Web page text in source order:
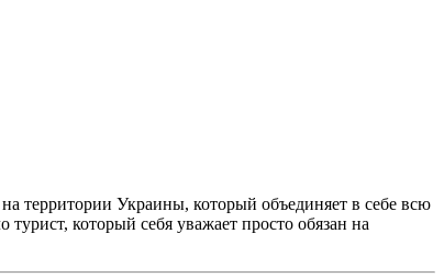
территории Украины, который объединяет в себе всю
который себя уважает просто обязан на